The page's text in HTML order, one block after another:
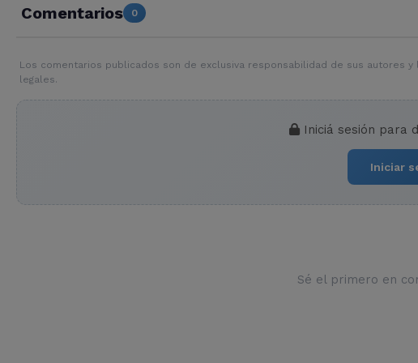
Comentarios 0
Los comentarios publicados son de exclusiva responsabilidad de sus autores
legales.
Iniciá sesión para
Iniciar
Sé el primero en